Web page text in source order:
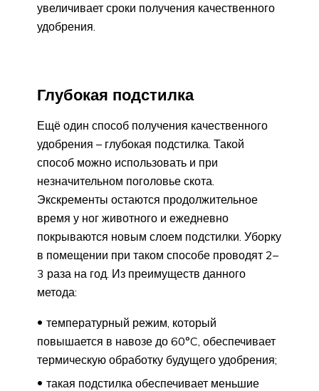
увеличивает сроки получения качественного
удобрения.
Глубокая подстилка
Ещё один способ получения качественного
удобрения – глубокая подстилка. Такой
способ можно использовать и при
незначительном поголовье скота.
Экскременты остаются продолжительное
время у ног животного и ежедневно
покрываются новым слоем подстилки. Уборку
в помещении при таком способе проводят 2–
3 раза на год. Из преимуществ данного
метода:
температурный режим, который
повышается в навозе до 60°C, обеспечивает
термическую обработку будущего удобрения;
такая подстилка обеспечивает меньшие